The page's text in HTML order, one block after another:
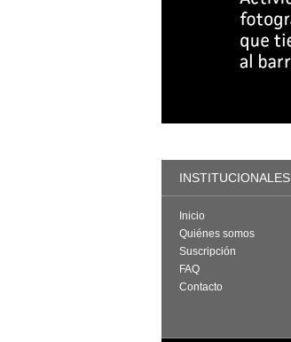
INSTITUCIONALES
Inicio
Quiénes somos
Suscripción
FAQ
Contacto